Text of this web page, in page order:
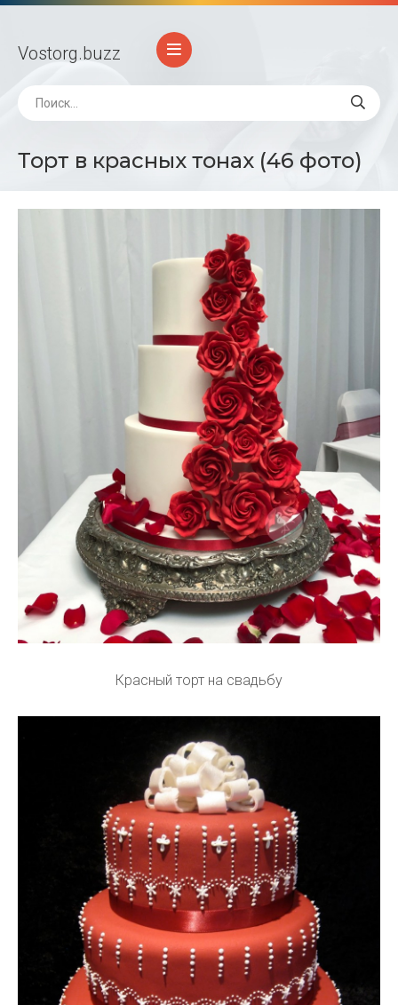
Vostorg.buzz
Торт в красных тонах (46 фото)
Красный торт на свадьбу